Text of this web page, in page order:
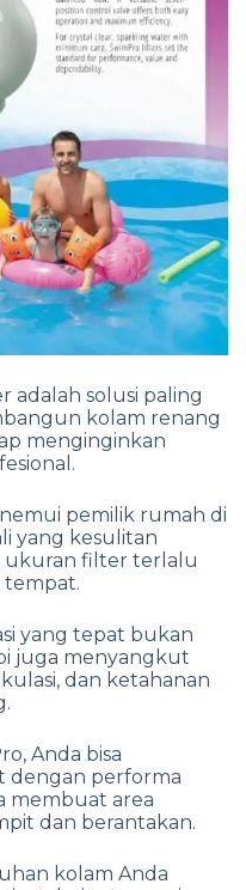
adalah solusi paling
kolam renang
menginginkan
pemilik rumah di
yang kesulitan
ukuran filter terlalu
tempat.
yang tepat bukan
juga menyangkut
dan ketahanan
Anda bisa
dengan performa
membuat area
dan berantakan.
kolam Anda